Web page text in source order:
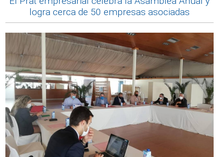
logra cerca de 50 empresas asociadas